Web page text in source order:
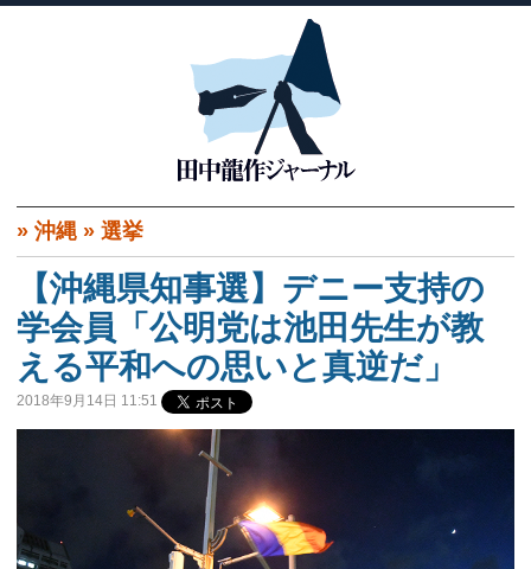
» 沖縄 » 選挙
【沖縄県知事選】デニー支持の
学会員「公明党は池田先生が教
える平和への思いと真逆だ」
2018年9月14日 11:51